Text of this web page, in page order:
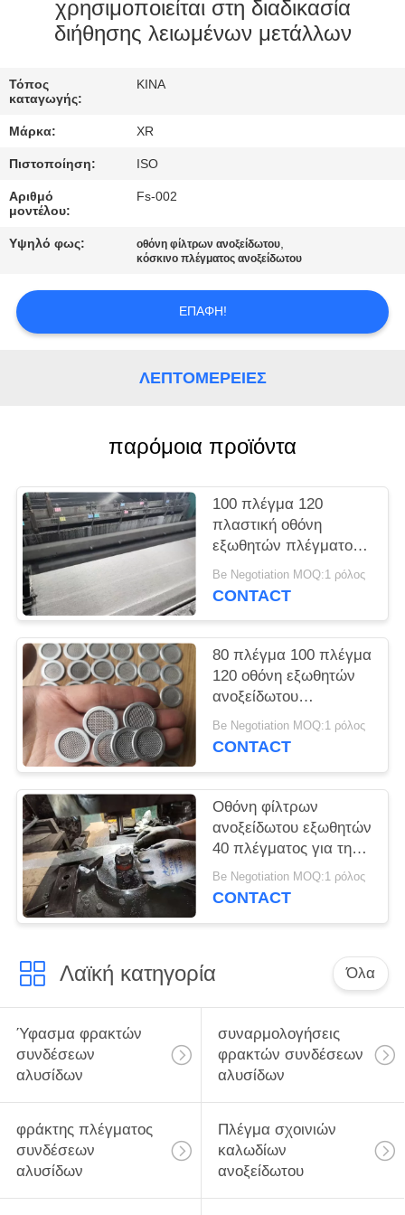
ΈΛΕΓΧΟΣ
ΕΛΆΤΕ
ΣΕ
ΕΠΑΦΉ
ΖΗΤΉΣΤΕ
ΑΠΌΣΠΑΣΜΑ
χρησιμοποιείται στη διαδικασία
διήθησης λειωμένων μετάλλων
Τόπος
καταγωγής:
ΚΙΝΑ
Μάρκα: XR
Πιστοποίηση: ISO
Αριθμό
μοντέλου:
Fs-002
Υψηλό φως: οθόνη φίλτρων ανοξείδωτου,
κόσκινο πλέγματος ανοξείδωτου
ΕΠΑΦΉ!
ΛΕΠΤΟΜΈΡΕΙΕΣ
παρόμοια προϊόντα
100 πλέγμα 120
πλαστική οθόνη
εξωθητών πλέγματος
για τη διαδικασία
διήθησης και εξώθησης
Be Negotiation MOQ:1 ρόλος
CONTACT
80 πλέγμα 100 πλέγμα
120 οθόνη εξωθητών
ανοξείδωτου
πλέγματος που
προσαρμόζεται
Be Negotiation MOQ:1 ρόλος
CONTACT
Οθόνη φίλτρων
ανοξείδωτου εξωθητών
40 πλέγματος για την
πλαστική και
λαστιχένια εξώθηση
Be Negotiation MOQ:1 ρόλος
CONTACT
Λαϊκή κατηγορία Όλα
Ύφασμα φρακτών
συνδέσεων
αλυσίδων
συναρμολογήσεις
φρακτών συνδέσεων
αλυσίδων
φράκτης πλέγματος
συνδέσεων
αλυσίδων
Πλέγμα σχοινιών
καλωδίων
ανοξείδωτου